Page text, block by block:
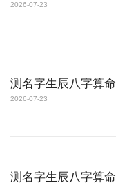
2026-07-23
测名字生辰八字算
2026-07-23
测名字生辰八字算